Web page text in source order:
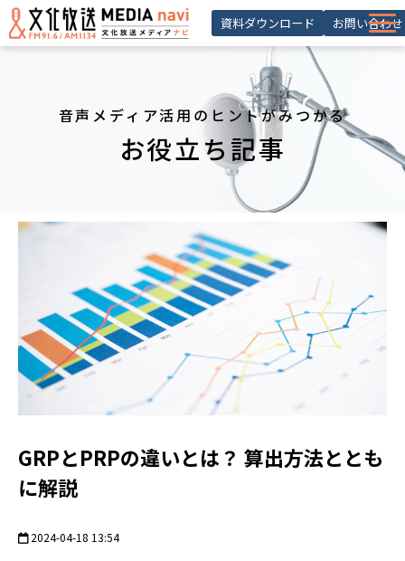
資料ダウンロード お問い合わせ
選ばれる理由
導入事例 ・活用事例
お役立ち記事
セミナー
よくあるご質問
会員登録
音声メディア活用のヒントがみつかる
お役立ち記事
GRPとPRPの違いとは？ 算出方法ととも
に解説
2024-04-18 13:54